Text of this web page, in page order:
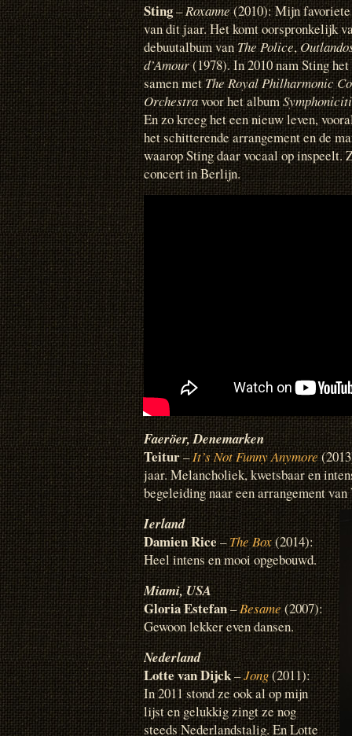
Sting–Roxanne(2010): Mijn
van dit jaar. Het komt oorspronkelijk
debuutalbum vanThe Police,
d’Amour(1978). In 2010 nam Sting het
samen metThe Royal Philharmonic
Orchestravoor het album
En zo kreeg het een nieuw leven,
het schitterende arrangement en de
waarop Sting daar vocaal op inspeelt.
concert in Berlijn.
Faeröer, Denemarken
Teitur–It’s Not Funny Anymore
jaar. Melancholiek, kwetsbaar en
begeleiding naar een arrangement
Ierland
Damien Rice–The Box(2014):
Heel intens en mooi opgebouwd.
Miami, USA
Gloria Estefan–Besame(2007):
Gewoon lekker even dansen.
Nederland
Lotte van Dijck–Jong(2011):
In 2011 stond ze ook al op mijn
lijst en gelukkig zingt ze nog
steeds Nederlandstalig. En Lotte